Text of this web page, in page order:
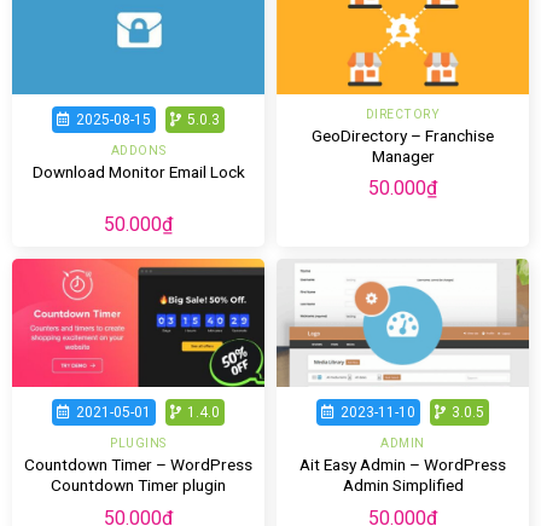
2025-08-15 5.0.3
ADDONS
Download Monitor Email Lock
50.000₫
DIRECTORY
GeoDirectory – Franchise
Manager
50.000₫
2021-05-01 1.4.0
PLUGINS
Countdown Timer – WordPress
Countdown Timer plugin
50.000₫
2023-11-10 3.0.5
ADMIN
Ait Easy Admin – WordPress
Admin Simplified
50.000₫